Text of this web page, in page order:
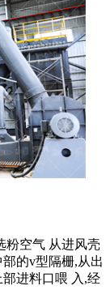
粉空气 从进风壳
的v型隔栅,从出
进料口喂 入,经